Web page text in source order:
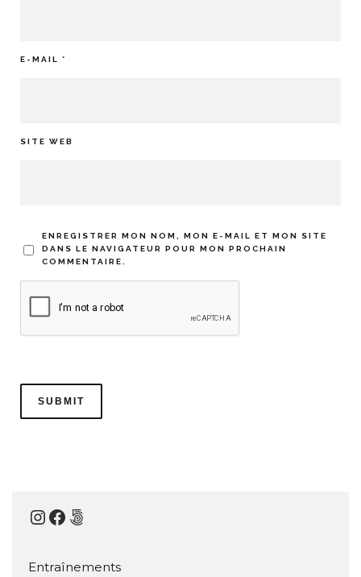
E-MAIL *
SITE WEB
ENREGISTRER MON NOM, MON E-MAIL ET MON SITE
DANS LE NAVIGATEUR POUR MON PROCHAIN
COMMENTAIRE.
Instagram
Facebook
500px
Entraînements